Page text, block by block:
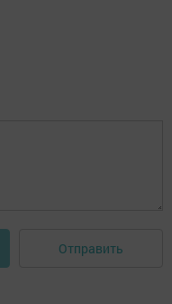
Отправить